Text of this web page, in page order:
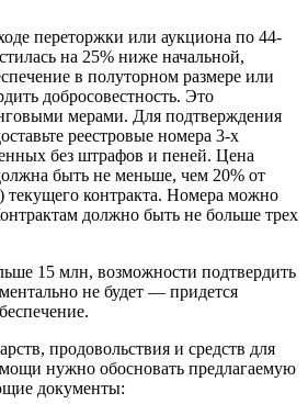
переторжки или аукциона по 44-
на 25% ниже начальной,
в полуторном размере или
добросовестность. Это
мерами. Для подтверждения
реестровые номера 3-х
без штрафов и пеней. Цена
быть не меньше, чем 20% от
контракта. Номера можно
должно быть не больше трех
15 млн, возможности подтвердить
не будет — придется
продовольствия и средств для
нужно обосновать предлагаемую
документы: